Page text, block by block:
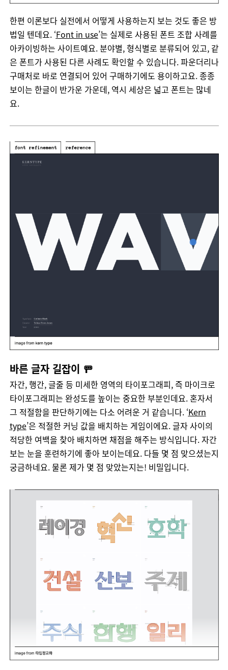
한편 이론보다 실전에서 어떻게 사용하는지 보는 것도 좋은 방
법일 텐데요. ‘Font in use’는 실제로 사용된 폰트 조합사례를
아카이빙하는 사이트예요.분야별,형식별로 분류되어 있고, 같
은 폰트가사용된 다른 사례도 확인할수 있습니다.파운더리나
구매처로 바로 연결되어 있어 구매하기에도 용이하고요.종종
보이는 한글이 반가운 가운데, 역시 세상은 넓고 폰트는 많네
요.
바른 글자 길잡이 🚥
자간,행간,글줄 등 미세한 영역의 타이포그래피,즉 마이크로
타이포그래피는 완성도를 높이는 중요한부분인데요.혼자서
그 적절함을 판단하기에는 다소 어려운 거 같습니다. ‘Kern
type’은 적절한 커닝 값을 배치하는 게임이에요.글자사이의
적당한 여백을 찾아 배치하면 채점을 해주는 방식입니다.자간
보는 눈을 훈련하기에 좋아보이는데요. 다들 몇 점 맞으셨는지
궁금하네요.물론 제가 몇 점 맞았는지는! 비밀입니다.